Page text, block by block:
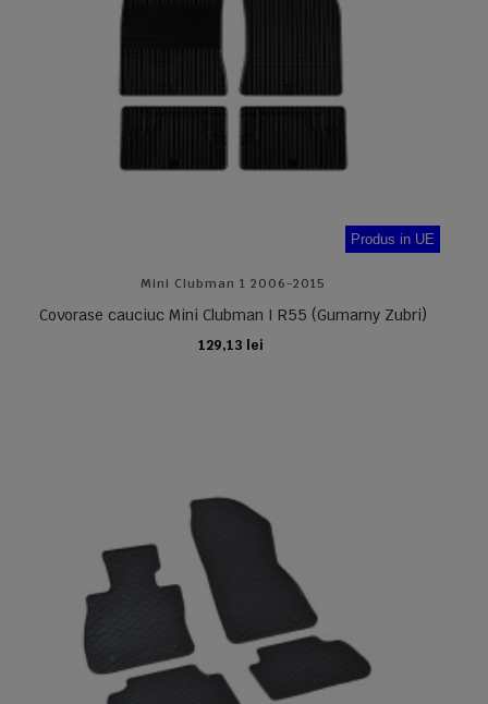
Produs in UE
Mini Clubman 1 2006-2015
Covorase cauciuc Mini Clubman I R55 (Gumarny Zubri)
129,13 lei
ADAUGA IN COS